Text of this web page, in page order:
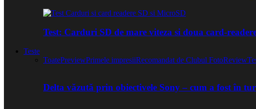
Test: Carduri SD de mare viteza si doua card-
Teste
ToatePreviewPrimele impresiiRecomandat de Clubul FotoReview
Delta văzută prin obiectivele Sony – cum a fost în